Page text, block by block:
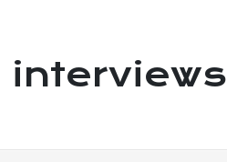
interviews